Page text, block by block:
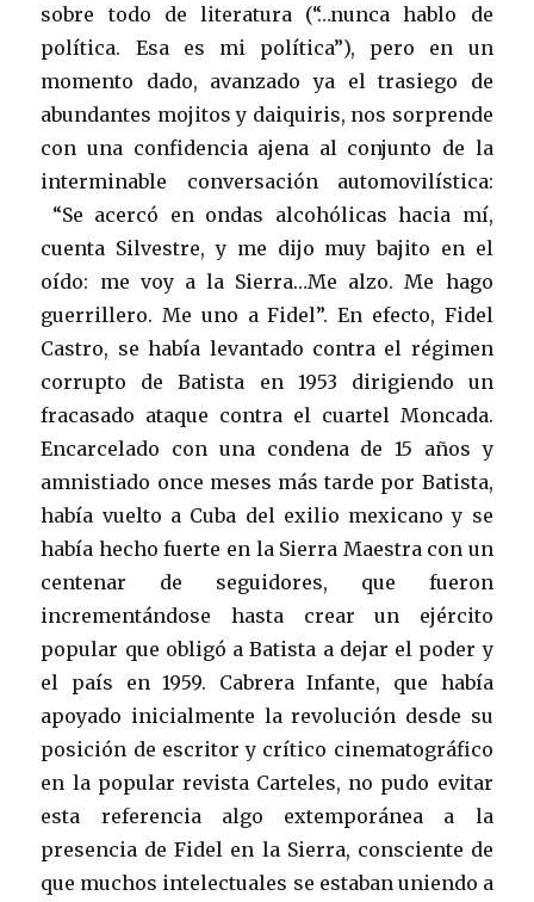
sobre todo de literatura (“…nunca hablo de
política. Esa es mi política”), pero en un
momento dado, avanzado ya el trasiego de
abundantes mojitos y daiquiris, nos sorprende
con una confidencia ajena al conjunto de la
interminable conversación automovilística:
“Se acercó en ondas alcohólicas hacia mí,
cuenta Silvestre, y me dijo muy bajito en el
oído: me voy a la Sierra…Me alzo. Me hago
guerrillero. Me uno a Fidel”. En efecto, Fidel
Castro, se había levantado contra el régimen
corrupto de Batista en 1953 dirigiendo un
fracasado ataque contra el cuartel Moncada.
Encarcelado con una condena de 15 años y
amnistiado once meses más tarde por Batista,
había vuelto a Cuba del exilio mexicano y se
había hecho fuerte en la Sierra Maestra con un
centenar de seguidores, que fueron
incrementándose hasta crear un ejército
popular que obligó a Batista a dejar el poder y
el país en 1959. Cabrera Infante, que había
apoyado inicialmente la revolución desde su
posición de escritor y crítico cinematográfico
en la popular revista Carteles, no pudo evitar
esta referencia algo extemporánea a la
presencia de Fidel en la Sierra, consciente de
que muchos intelectuales se estaban uniendo a